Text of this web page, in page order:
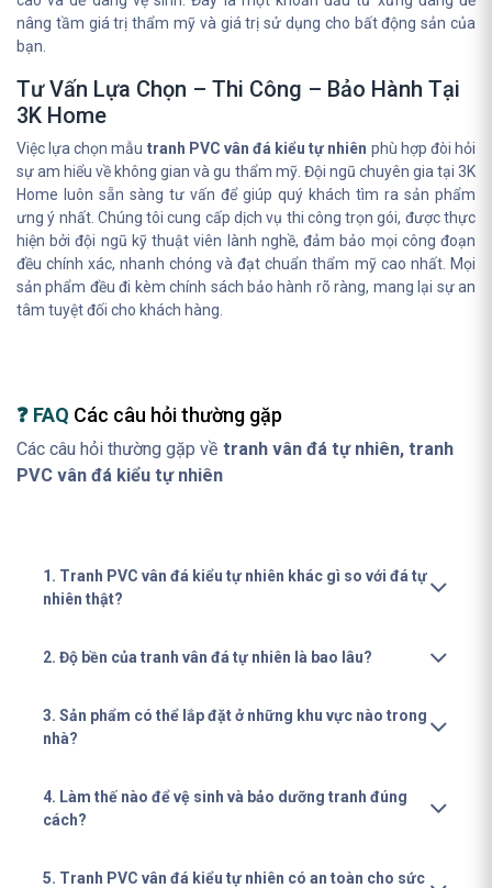
nâng tầm giá trị thẩm mỹ và giá trị sử dụng cho bất động sản của
bạn.
Tư Vấn Lựa Chọn – Thi Công – Bảo Hành Tại
3K Home
Việc lựa chọn mẫu tranh PVC vân đá kiểu tự nhiên phù hợp đòi hỏi
sự am hiểu về không gian và gu thẩm mỹ. Đội ngũ chuyên gia tại 3K
Home luôn sẵn sàng tư vấn để giúp quý khách tìm ra sản phẩm
ưng ý nhất. Chúng tôi cung cấp dịch vụ thi công trọn gói, được thực
hiện bởi đội ngũ kỹ thuật viên lành nghề, đảm bảo mọi công đoạn
đều chính xác, nhanh chóng và đạt chuẩn thẩm mỹ cao nhất. Mọi
sản phẩm đều đi kèm chính sách bảo hành rõ ràng, mang lại sự an
tâm tuyệt đối cho khách hàng.
❓ FAQ Các câu hỏi thường gặp
Các câu hỏi thường gặp về tranh vân đá tự nhiên, tranh
PVC vân đá kiểu tự nhiên
1. Tranh PVC vân đá kiểu tự nhiên khác gì so với đá tự
nhiên thật?
2. Độ bền của tranh vân đá tự nhiên là bao lâu?
3. Sản phẩm có thể lắp đặt ở những khu vực nào trong
nhà?
4. Làm thế nào để vệ sinh và bảo dưỡng tranh đúng
cách?
5. Tranh PVC vân đá kiểu tự nhiên có an toàn cho sức